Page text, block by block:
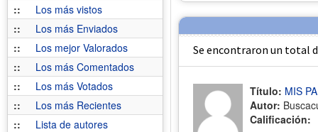
::
Los más vistos
::
Los más Enviados
::
Los mejor Valorados
::
Los más Comentados
::
Los más Votados
::
Los más Recientes
::
Lista de autores
Se encontraron un total
Título: MIS
Autor:
Calificación: